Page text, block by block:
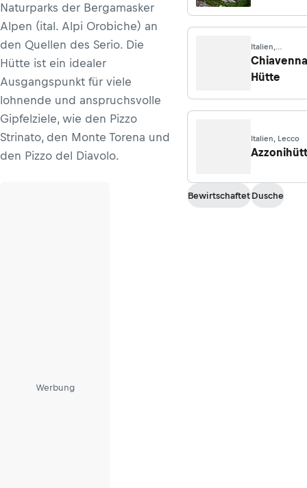
Naturparks der Bergamasker
Alpen (ital. Alpi Orobiche) an
den Quellen des Serio. Die
Hütte ist ein idealer
Ausgangspunkt für viele
lohnende und anspruchsvolle
Gipfelziele, wie den Pizzo
Strinato, den Monte Torena und
den Pizzo del Diavolo.
Werbung
Italien,
Campodolcino
(SO)
Chiavenna
Hütte
Italien, Lecco
Bewirtschaftet Dusche